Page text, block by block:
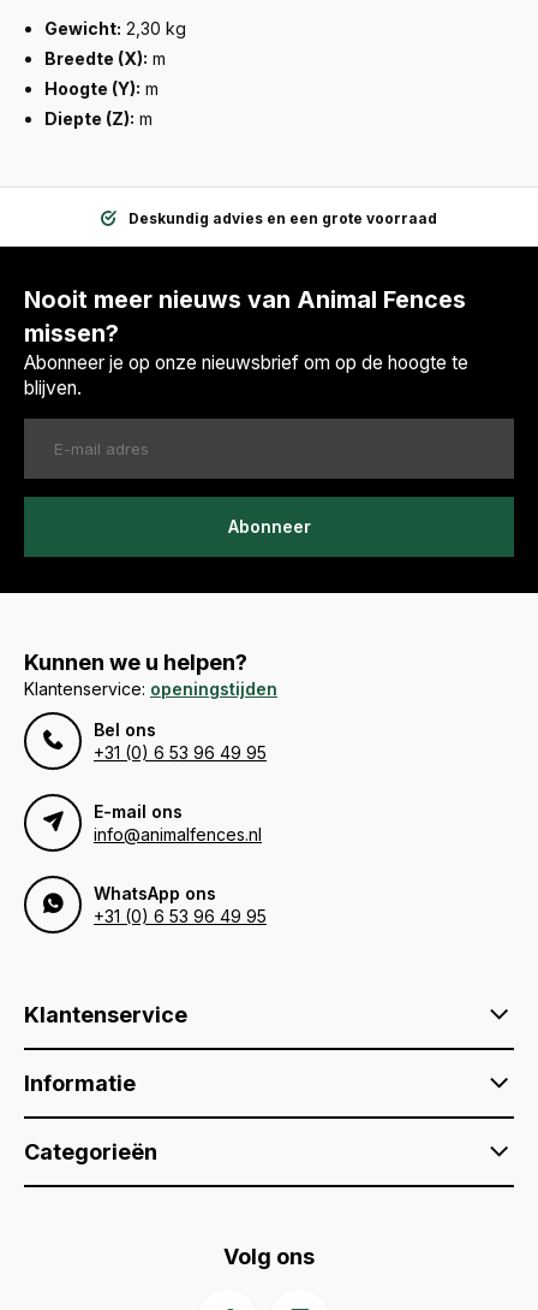
Gewicht: 2,30 kg
Breedte (X): m
Hoogte (Y): m
Diepte (Z): m
Deskundig advies en een grote voorraad
Nooit meer nieuws van Animal Fences
missen?
Abonneer je op onze nieuwsbrief om op de hoogte te
blijven.
Abonneer
Kunnen we u helpen?
Klantenservice: openingstijden
Bel ons
+31 (0) 6 53 96 49 95
E-mail ons
info@animalfences.nl
WhatsApp ons
+31 (0) 6 53 96 49 95
Klantenservice
Informatie
Categorieën
Volg ons